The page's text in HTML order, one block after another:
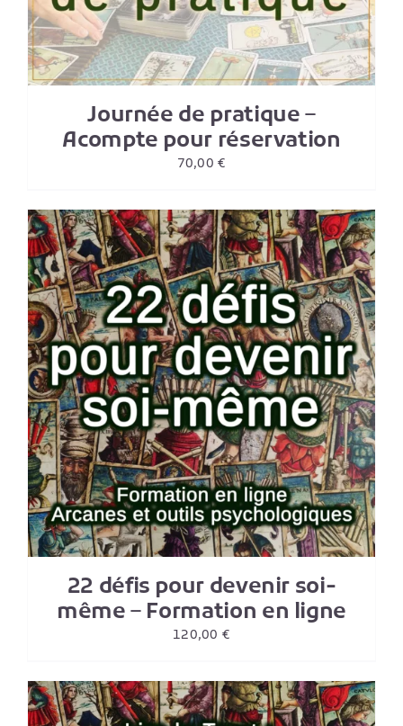
Journée de pratique –
Acompte pour réservation
70,00€
22 défis pour devenir soi-
même – Formation en ligne
120,00 €